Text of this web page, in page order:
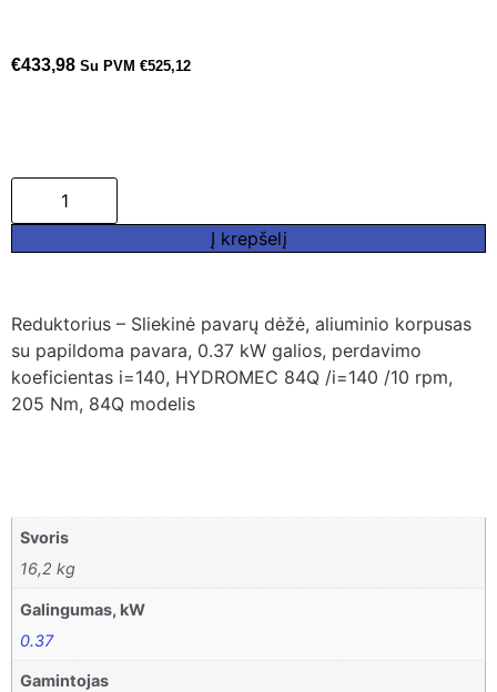
€433,98 Su PVM €525,12
Į krepšelį
Reduktorius – Sliekinė pavarų dėžė, aliuminio korpusas
su papildoma pavara, 0.37 kW galios, perdavimo
koeficientas i=140, HYDROMEC 84Q /i=140 /10 rpm,
205 Nm, 84Q modelis
Svoris
16,2 kg
Galingumas, kW
0.37
Gamintojas